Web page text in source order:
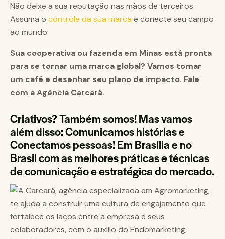
Não deixe a sua reputação nas mãos de terceiros.
Assuma o controle da sua marca e conecte seu campo
ao mundo.
Sua cooperativa ou fazenda em Minas está pronta
para se tornar uma marca global? Vamos tomar
um café e desenhar seu plano de impacto. Fale
com a Agência Carcará.
Criativos? Também somos! Mas vamos
além disso: Comunicamos histórias e
Conectamos pessoas! Em Brasília e no
Brasil com as melhores práticas e técnicas
de comunicação e estratégica do mercado.